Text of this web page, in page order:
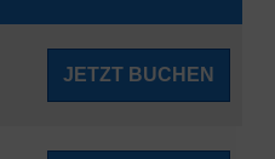
JETZT BUCHEN